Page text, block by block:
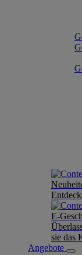
E-
sie das
Angebote